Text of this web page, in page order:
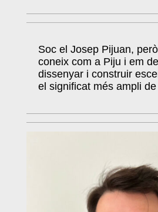
Soc el Josep Pijuan,
coneix com a Piju i em
dissenyar i construir
el significat més ampli